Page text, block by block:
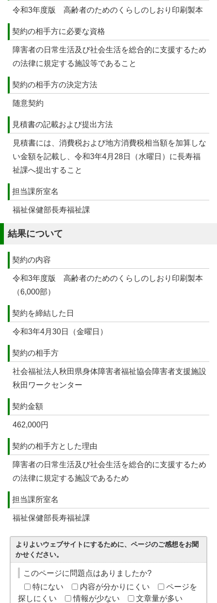
令和3年度版 高齢者のためのくらしのしおり印刷製本
契約の相手方に必要な資格
障害者の日常生活及び社会生活を総合的に支援するため
の法律に規定する施設等であること
契約の相手方の決定方法
随意契約
見積書の記載および提出方法
見積書には、消費税および地方消費税相当額を加算しな
い金額を記載し、令和3年4月28日（水曜日）に長寿福
祉課へ提出すること
担当課所室名
福祉保健部長寿福祉課
結果について
契約の内容
令和3年度版 高齢者のためのくらしのしおり印刷製本
（6,000部）
契約を締結した日
令和3年4月30日（金曜日）
契約の相手方
社会福祉法人秋田県身体障害者福祉協会障害者支援施設
秋田ワークセンター
契約金額
462,000円
契約の相手方とした理由
障害者の日常生活及び社会生活を総合的に支援するため
の法律に規定する施設であるため
担当課所室名
福祉保健部長寿福祉課
よりよいウェブサイトにするために、ページのご感想をお聞
かせください。
このページに問題点はありましたか?
特にない
内容が分かりにくい
ページを
探しにくい
情報が少ない 文章量が多い